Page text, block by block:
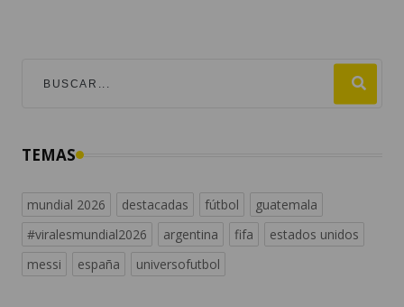
TEMAS
mundial 2026 destacadas fútbol
guatemala
#viralesmundial2026
argentina fifa
estados unidos
messi
españa universofutbol